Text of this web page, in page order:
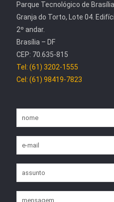
Parque Tecnológico de
Granja do Torto, Lote 04.
2º andar.
Brasília – DF
CEP: 70.635-815
Tel: (61) 3202-1555
Cel: (61) 98419-7823